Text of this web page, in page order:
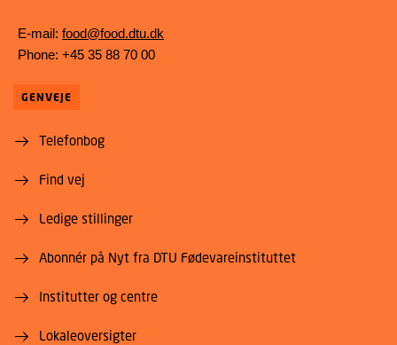
E-mail: food@food.dtu.dk
Phone: +45 35 88 70 00
GENVEJE
Telefonbog
Find vej
Ledige stillinger
Abonnér på Nyt fra DTU Fødevareinstituttet
Institutter og centre
Lokaleoversigter